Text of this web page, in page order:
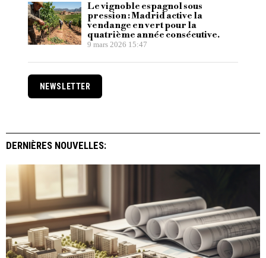
Le vignoble espagnol sous
pression : Madrid active la
vendange en vert pour la
quatrième année consécutive.
9 mars 2026 15:47
NEWSLETTER
DERNIÈRES NOUVELLES: